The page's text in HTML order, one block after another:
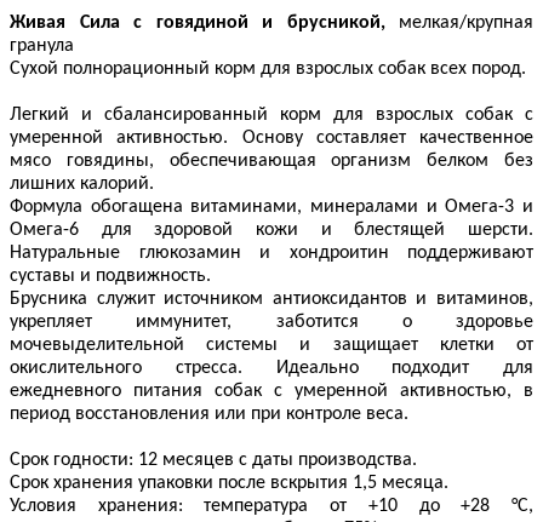
Живая Сила с говядиной и брусникой, мелкая/крупная
гранула
Сухой полнорационный корм для взрослых собак всех пород.
Легкий и сбалансированный корм для взрослых собак с
умеренной активностью. Основу составляет качественное
мясо говядины, обеспечивающая организм белком без
лишних калорий.
Формула обогащена витаминами, минералами и Омега-3 и
Омега-6 для здоровой кожи и блестящей шерсти.
Натуральные глюкозамин и хондроитин поддерживают
суставы и подвижность.
Брусника служит источником антиоксидантов и витаминов,
укрепляет иммунитет, заботится о здоровье
мочевыделительной системы и защищает клетки от
окислительного стресса. Идеально подходит для
ежедневного питания собак с умеренной активностью, в
период восстановления или при контроле веса.
Срок годности: 12 месяцев с даты производства.
Срок хранения упаковки после вскрытия 1,5 месяца.
Условия хранения: температура от +10 до +28 °C,